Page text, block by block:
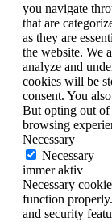
you navigate
that are
as they are
the website. We
analyze and
cookies will be
consent. You
But opting out of
browsing
Necessary
Necessary
immer aktiv
Necessary
function
and security